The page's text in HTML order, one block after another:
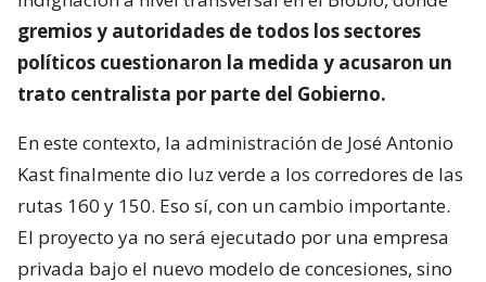
gremios y autoridades de todos los sectores
políticos cuestionaron la medida y acusaron un
trato centralista por parte del Gobierno.
En este contexto, la administración de José Antonio
Kast finalmente dio luz verde a los corredores de las
rutas 160 y 150. Eso sí, con un cambio importante.
El proyecto ya no será ejecutado por una empresa
privada bajo el nuevo modelo de concesiones, sino